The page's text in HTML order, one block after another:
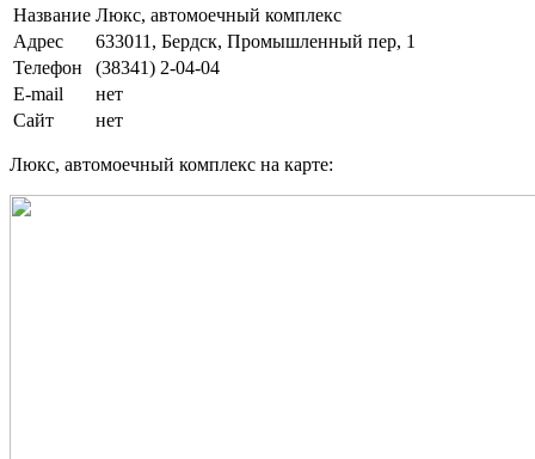
Название Люкс, автомоечный комплекс
Адрес
633011, Бердск, Промышленный пер, 1
Телефон
(38341) 2-04-04
E-mail
нет
Сайт
нет
Люкс, автомоечный комплекс на карте: